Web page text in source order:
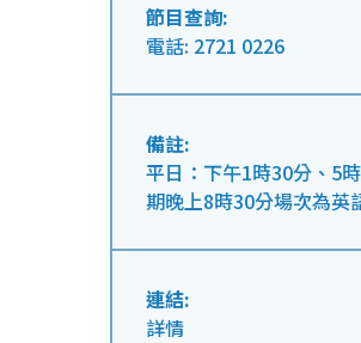
節目查詢:
電話: 2721 0226
備註:
平日：下午1時30分、5
期晚上8時30分場次為英
連結:
詳情